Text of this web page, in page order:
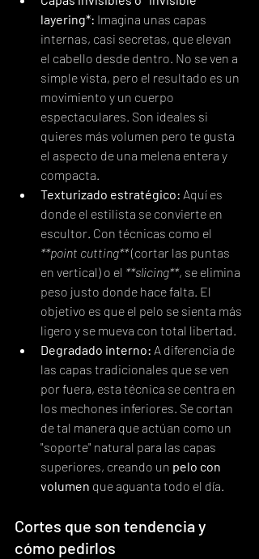
layering*: Imagina unas capas
internas, casi secretas, que elevan
el cabello desde dentro. No se ven a
simple vista, pero el resultado es un
movimiento y un cuerpo
espectaculares. Son ideales si
quieres más volumen pero te gusta
el aspecto de una melena entera y
compacta.
Texturizado estratégico: Aquí es
donde el estilista se convierte en
escultor. Con técnicas como el
**point cutting** (cortar las puntas
en vertical) o el **slicing**, se elimina
peso justo donde hace falta. El
objetivo es que el pelo se sienta más
ligero y se mueva con total libertad.
Degradado interno: A diferencia de
las capas tradicionales que se ven
por fuera, esta técnica se centra en
los mechones inferiores. Se cortan
de tal manera que actúan como un
"soporte" natural para las capas
superiores, creando un pelo con
volumen que aguanta todo el día.
Cortes que son tendencia y
cómo pedirlos